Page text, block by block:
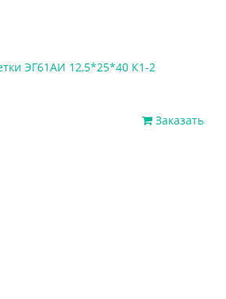
ЭГ61АИ 12,5*25*40 К1-2
Заказать